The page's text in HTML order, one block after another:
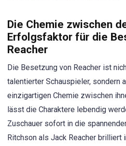
Die Chemie zwischen
Erfolgsfaktor für die
Reacher
Die Besetzung von Reacher ist
talentierter Schauspieler, sondern
einzigartigen Chemie zwischen
lässt die Charaktere lebendig
Zuschauer sofort in die
Ritchson als Jack Reacher brilliert